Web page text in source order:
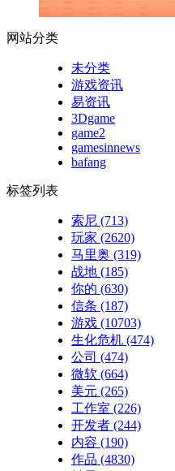
网站分类
未分类
游戏资讯
易资讯
3Dgame
game2
gamesinnews
bafang
标签列表
索尼 (713)
玩家 (2620)
马里奥 (319)
战地 (185)
你的 (630)
信条 (187)
游戏 (10703)
生化危机 (474)
公司 (474)
微软 (664)
美元 (265)
工作室 (226)
开发者 (244)
内容 (190)
作品 (4830)